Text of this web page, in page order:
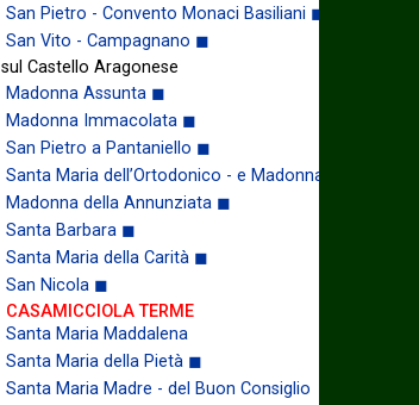
San Pietro - Convento Monaci Basiliani ◼
San Vito - Campagnano ◼
sul Castello Aragonese
Madonna Assunta ◼
Madonna Immacolata ◼
San Pietro a Pantaniello ◼
Santa Maria dell’Ortodonico - e Madonna della
Madonna della Annunziata ◼
Santa Barbara ◼
Santa Maria della Carità ◼
San Nicola ◼
CASAMICCIOLA TERME
Santa Maria Maddalena
Santa Maria della Pietà ◼
Santa Maria Madre - del Buon Consiglio